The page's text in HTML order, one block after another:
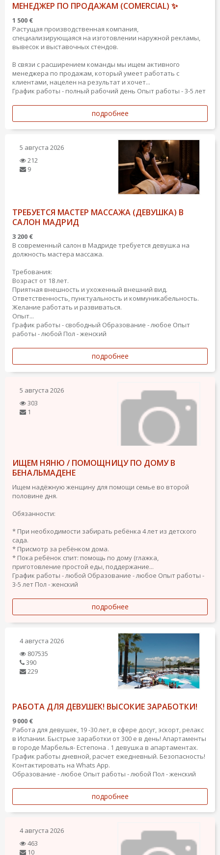
МЕНЕДЖЕР ПО ПРОДАЖАМ (COMERCIAL) ✨
1 500 €
Растущая производственная компания,
специализирующаяся на изготовлении наружной рекламы,
вывесок и выставочных стендов.
В связи с расширением команды мы ищем активного
менеджера по продажам, который умеет работать с
клиентами, нацелен на результат и хочет...
График работы - полный рабочий день Опыт работы - 3-5 лет
подробнее
5 августа 2026
212
9
ТРЕБУЕТСЯ МАСТЕР МАССАЖА (ДЕВУШКА) В
САЛОН МАДРИД
3 200 €
В современный салон в Мадриде требуется девушка на
должность мастера массажа.
Требования:
Возраст от 18 лет.
Приятная внешность и ухоженный внешний вид.
Ответственность, пунктуальность и коммуникабельность.
Желание работать и развиваться.
Опыт...
График работы - свободный Образование - любое Опыт
работы - любой Пол - женский
подробнее
5 августа 2026
303
1
ИЩЕМ НЯНЮ / ПОМОЩНИЦУ ПО ДОМУ В
БЕНАЛЬМАДЕНЕ
Ищем надёжную женщину для помощи семье во второй
половине дня.
Обязанности:
* При необходимости забирать ребёнка 4 лет из детского
сада.
* Присмотр за ребёнком дома.
* Пока ребёнок спит: помощь по дому (глажка,
приготовление простой еды, поддержание...
График работы - любой Образование - любое Опыт работы -
3-5 лет Пол - женский
подробнее
4 августа 2026
807535
390
229
РАБОТА ДЛЯ ДЕВУШЕК! ВЫСОКИЕ ЗАРАБОТКИ!
9 000 €
Работа для девушек, 19 -30 лет, в сфере досуг, эскорт, релакс
в Испании. Быстрые заработки от 300 е в день! Апартаменты
в городe Марбелья- Естепонa . 1 девушкa в апартаментах.
График работы дневной, расчет ежедневный. Безопасность!
Контактировать на Whats App.
Образование - любое Опыт работы - любой Пол - женский
подробнее
4 августа 2026
463
10